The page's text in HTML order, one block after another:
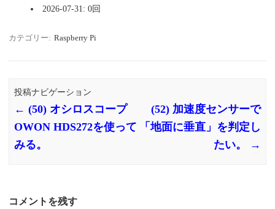
2026-07-31: 0回
カテゴリー: Raspberry Pi
投稿ナビゲーション
← (50) オシロスコープ
OWON HDS272を使って
みる。
(52) 加速度センサーで
「地面に垂直」を判定し
たい。
→
コメントを残す